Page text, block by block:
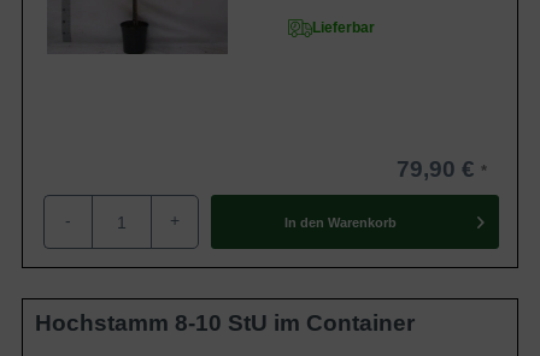
Lieferbar
79,90 €
- + In den Warenkorb
Hochstamm 8-10 StU im Container